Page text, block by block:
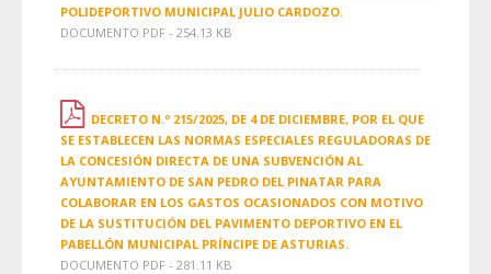
POLIDEPORTIVO MUNICIPAL JULIO CARDOZO.
DOCUMENTO PDF - 254.13 KB
DECRETO N.º 215/2025, DE 4 DE DICIEMBRE, POR EL QUE
SE ESTABLECEN LAS NORMAS ESPECIALES REGULADORAS DE
LA CONCESIÓN DIRECTA DE UNA SUBVENCIÓN AL
AYUNTAMIENTO DE SAN PEDRO DEL PINATAR PARA
COLABORAR EN LOS GASTOS OCASIONADOS CON MOTIVO
DE LA SUSTITUCIÓN DEL PAVIMENTO DEPORTIVO EN EL
PABELLÓN MUNICIPAL PRÍNCIPE DE ASTURIAS.
DOCUMENTO PDF - 281.11 KB